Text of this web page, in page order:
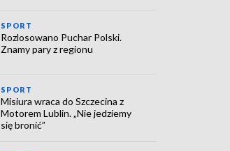
SPORT
Rozlosowano Puchar Polski.
Znamy pary z regionu
SPORT
Misiura wraca do Szczecina z
Motorem Lublin. „Nie jedziemy
się bronić”